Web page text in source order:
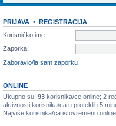
PRIJAVA • REGISTRACIJA
Korisničko ime:
Zaporka:
Zaboravio/la sam zaporku
ONLINE
Ukupno su: 93 korisnika/ce online; 2
aktivnosti korisnika/ca u proteklih 5
Najviše korisnika/ca istovremeno